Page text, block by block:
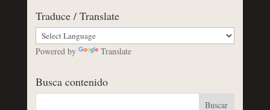
Traduce / Translate
Powered by Translate
Busca contenido